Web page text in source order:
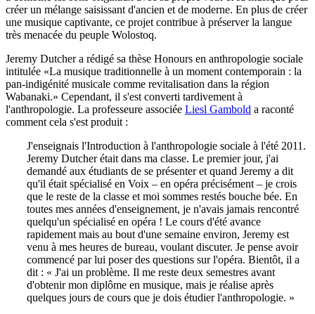
créer un mélange saisissant d'ancien et de moderne. En plus de créer
une musique captivante, ce projet contribue à préserver la langue
très menacée du peuple Wolostoq.
Jeremy Dutcher a rédigé sa thèse Honours en anthropologie sociale
intitulée «La musique traditionnelle à un moment contemporain : la
pan-indigénité musicale comme revitalisation dans la région
Wabanaki.» Cependant, il s'est converti tardivement à
l'anthropologie. La professeure associée Liesl Gambold a raconté
comment cela s'est produit :
J'enseignais l'Introduction à l'anthropologie sociale à l'été 2011.
Jeremy Dutcher était dans ma classe. Le premier jour, j'ai
demandé aux étudiants de se présenter et quand Jeremy a dit
qu'il était spécialisé en Voix – en opéra précisément – je crois
que le reste de la classe et moi sommes restés bouche bée. En
toutes mes années d'enseignement, je n'avais jamais rencontré
quelqu'un spécialisé en opéra ! Le cours d'été avance
rapidement mais au bout d'une semaine environ, Jeremy est
venu à mes heures de bureau, voulant discuter. Je pense avoir
commencé par lui poser des questions sur l'opéra. Bientôt, il a
dit : « J'ai un problème. Il me reste deux semestres avant
d'obtenir mon diplôme en musique, mais je réalise après
quelques jours de cours que je dois étudier l'anthropologie. »